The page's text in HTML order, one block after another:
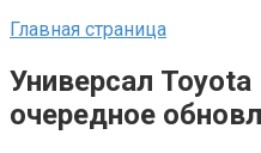
Главная страница
Универсал
очередное